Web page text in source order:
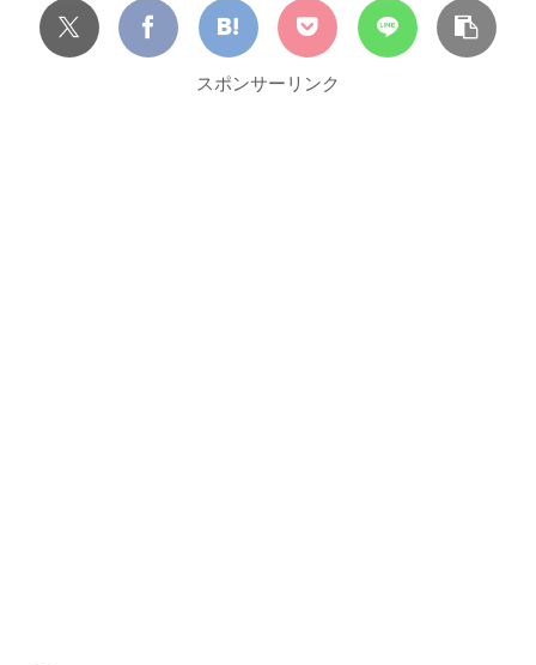
スポンサーリンク